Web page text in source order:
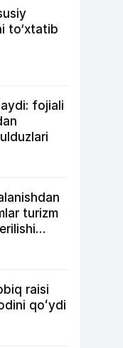
to‘xtatib
fojiali
turizm
raisi
qoʻydi